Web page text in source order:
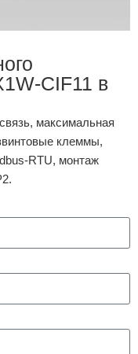
CIF11 в
максимальная
клеммы,
RTU, монтаж